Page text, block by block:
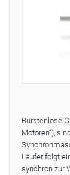
Bürstenlose
Motoren“),
Läufer folgt
synchron zur